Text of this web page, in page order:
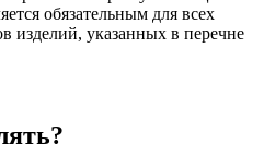
обязательным для всех
изделий, указанных в перечне